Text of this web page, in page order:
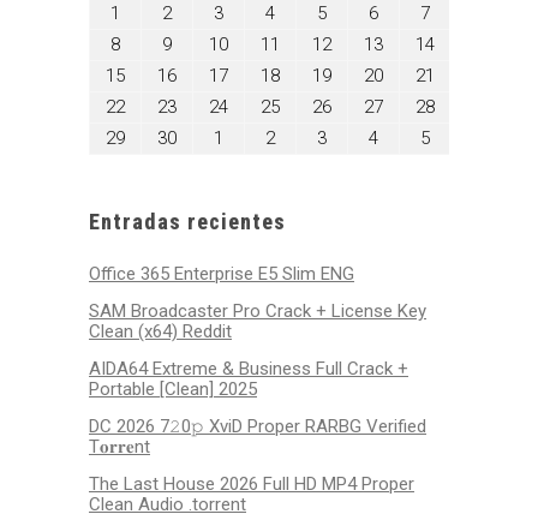
1
septiembre
2025
2septiembre
2025
3septiembre
3,
2025
4septiembre
4,
2025
5septiembre
5,
2025
6septiembre
6,
2025
7septiembre
7,
2025
8septiembre
8,
2025
9septiembre
9,
2025
10septiembre
10,
11
septiembre
2025
12septiembre
2025
13septiembre
2025
14septiembre
15septiembre
2025
16septiembre
2025
17septiembre
2025
18septiembre
18,
2025
19septiembre
2025
20septiembre
20,
2025
21
21,
2025
22septiembre
2025
23septiembre
2025
24septiembre
25septiembre
26septiembre
27septiembre
28septiembre
29septiembre
30septiembre
1
octubre
2octubre
3octubre
4octubre
5octubre
Entradas recientes
Office 365 Enterprise E5 Slim ENG
SAM Broadcaster Pro Crack + License Key
Clean (x64) Reddit
AIDA64 Extreme & Business Full Crack +
Portable [Clean] 2025
DC 2026 7𝟸0𝚙 XviD Proper RARBG Verified
T𝐨𝐫𝐫𝐞nt
The Last House 2026 Full HD MP4 Proper
Clean Audio .torrent